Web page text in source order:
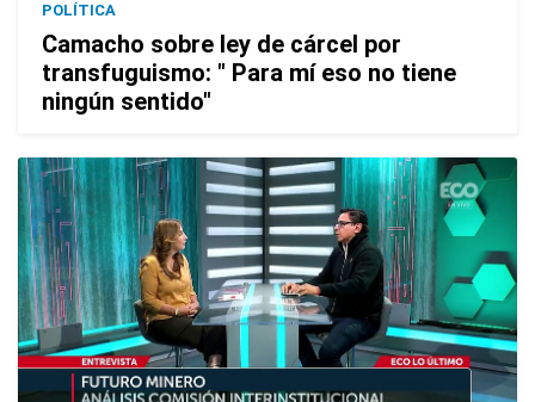
POLÍTICA
Camacho sobre ley de cárcel por
transfuguismo: " Para mí eso no tiene
ningún sentido"